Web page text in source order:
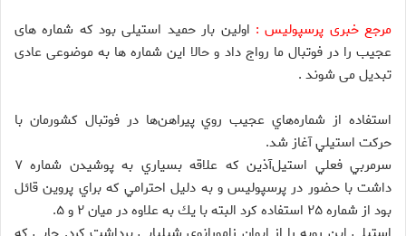
مرجع خبری پرسپولیس : اولین بار حمید استیلی بود که شماره های
عجیب را در فوتبال ما رواج داد و حالا این شماره ها به موضوعی عادی
تبدیل می شوند .
استفاده از شماره‌هاي عجيب روي پيراهن‌‌ها در فوتبال كشورمان با
حركت استيلي آغاز شد.
سرمربي فعلي استيل‌آذين كه علاقه بسياري به پوشيدن شماره ۷
داشت با حضور در پرسپوليس و به دليل احترامي كه براي پروين قائل
بود از شماره ۲۵ استفاده كرد البته با يك به علاوه در ميان ۲ و ۵.